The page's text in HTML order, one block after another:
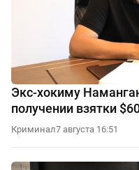
Экс-хокиму
получении взятки
Криминал7 августа 16:51